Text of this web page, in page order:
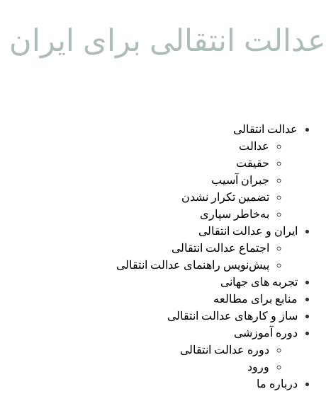
عدالت انتقالی برای ایران
عدالت انتقالی
عدالت
حقیقت
جبران آسیب
تضمین تکرار نشدن
به‌خاطر سپاری
ایران و عدالت انتقالی
اجتماع عدالت انتقالی
پیش‌نویس راهنمای عدالت انتقالی
تجربه های جهانی
منابع برای مطالعه
ساز و کارهای عدالت انتقالی
دوره آموزشی
دوره عدالت انتقالی
ورود
درباره ما